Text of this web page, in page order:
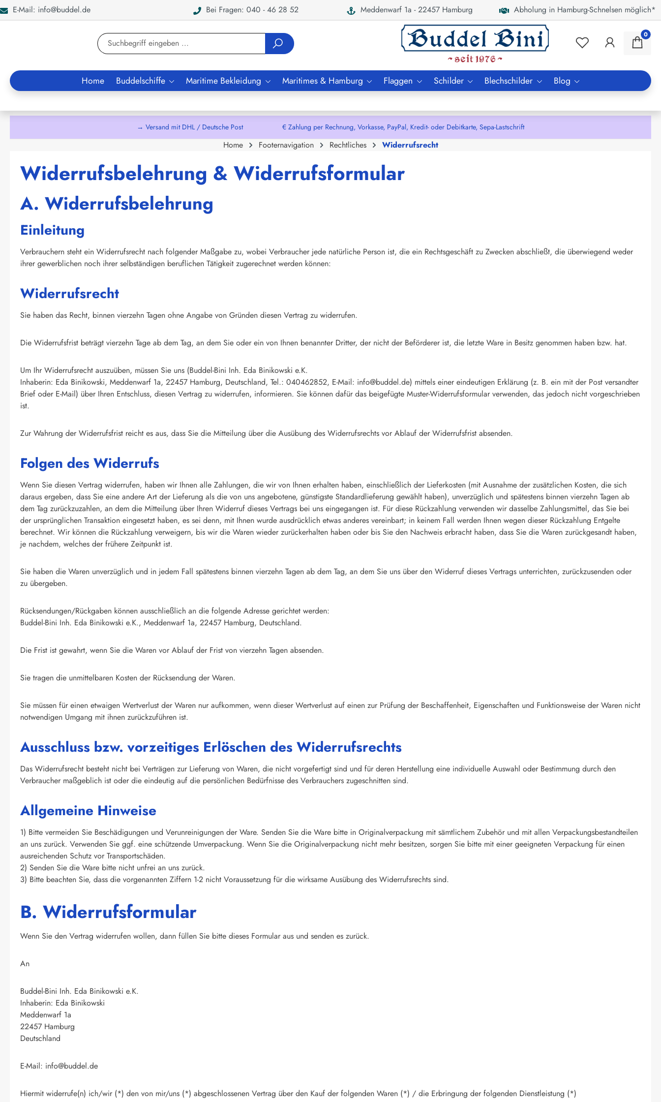
Zur Suche springen
E-Mail: info@buddel.de Bei Fragen: 040 - 46 28 52 Meddenwarf 1a - 22457 Hamburg Abholung in Hamburg-Schnelsen möglich*
0
Home Buddelschiffe Maritime Bekleidung Maritimes & Hamburg Flaggen Schilder Blechschilder Blog
→ Versand mit DHL / Deutsche Post € Zahlung per Rechnung, Vorkasse, PayPal, Kredit- oder Debitkarte, Sepa-Lastschrift
Home Footernavigation Rechtliches Widerrufsrecht
Widerrufsbelehrung & Widerrufsformular
A. Widerrufsbelehrung
Einleitung
Verbrauchern steht ein Widerrufsrecht nach folgender Maßgabe zu, wobei Verbraucher jede natürliche Person ist, die ein Rechtsgeschäft zu Zwecken abschließt, die überwiegend weder
ihrer gewerblichen noch ihrer selbständigen beruflichen Tätigkeit zugerechnet werden können:
Widerrufsrecht
Sie haben das Recht, binnen vierzehn Tagen ohne Angabe von Gründen diesen Vertrag zu widerrufen.
Die Widerrufsfrist beträgt vierzehn Tage ab dem Tag, an dem Sie oder ein von Ihnen benannter Dritter, der nicht der Beförderer ist, die letzte Ware in Besitz genommen haben bzw. hat.
Um Ihr Widerrufsrecht auszuüben, müssen Sie uns (Buddel-Bini Inh. Eda Binikowski e.K.
Inhaberin: Eda Binikowski, Meddenwarf 1a, 22457 Hamburg, Deutschland, Tel.: 040462852, E-Mail: info@buddel.de) mittels einer eindeutigen Erklärung (z. B. ein mit der Post versandter
Brief oder E-Mail) über Ihren Entschluss, diesen Vertrag zu widerrufen, informieren. Sie können dafür das beigefügte Muster-Widerrufsformular verwenden, das jedoch nicht vorgeschrieben
ist.
Zur Wahrung der Widerrufsfrist reicht es aus, dass Sie die Mitteilung über die Ausübung des Widerrufsrechts vor Ablauf der Widerrufsfrist absenden.
Folgen des Widerrufs
Wenn Sie diesen Vertrag widerrufen, haben wir Ihnen alle Zahlungen, die wir von Ihnen erhalten haben, einschließlich der Lieferkosten (mit Ausnahme der zusätzlichen Kosten, die sich
daraus ergeben, dass Sie eine andere Art der Lieferung als die von uns angebotene, günstigste Standardlieferung gewählt haben), unverzüglich und spätestens binnen vierzehn Tagen ab
dem Tag zurückzuzahlen, an dem die Mitteilung über Ihren Widerruf dieses Vertrags bei uns eingegangen ist. Für diese Rückzahlung verwenden wir dasselbe Zahlungsmittel, das Sie bei
der ursprünglichen Transaktion eingesetzt haben, es sei denn, mit Ihnen wurde ausdrücklich etwas anderes vereinbart; in keinem Fall werden Ihnen wegen dieser Rückzahlung Entgelte
berechnet. Wir können die Rückzahlung verweigern, bis wir die Waren wieder zurückerhalten haben oder bis Sie den Nachweis erbracht haben, dass Sie die Waren zurückgesandt haben,
je nachdem, welches der frühere Zeitpunkt ist.
Sie haben die Waren unverzüglich und in jedem Fall spätestens binnen vierzehn Tagen ab dem Tag, an dem Sie uns über den Widerruf dieses Vertrags unterrichten, zurückzusenden oder
zu übergeben.
Rücksendungen/Rückgaben können ausschließlich an die folgende Adresse gerichtet werden:
Buddel-Bini Inh. Eda Binikowski e.K., Meddenwarf 1a, 22457 Hamburg, Deutschland.
Die Frist ist gewahrt, wenn Sie die Waren vor Ablauf der Frist von vierzehn Tagen absenden.
Sie tragen die unmittelbaren Kosten der Rücksendung der Waren.
Sie müssen für einen etwaigen Wertverlust der Waren nur aufkommen, wenn dieser Wertverlust auf einen zur Prüfung der Beschaffenheit, Eigenschaften und Funktionsweise der Waren nicht
notwendigen Umgang mit ihnen zurückzuführen ist.
Ausschluss bzw. vorzeitiges Erlöschen des Widerrufsrechts
Das Widerrufsrecht besteht nicht bei Verträgen zur Lieferung von Waren, die nicht vorgefertigt sind und für deren Herstellung eine individuelle Auswahl oder Bestimmung durch den
Verbraucher maßgeblich ist oder die eindeutig auf die persönlichen Bedürfnisse des Verbrauchers zugeschnitten sind.
Allgemeine Hinweise
1) Bitte vermeiden Sie Beschädigungen und Verunreinigungen der Ware. Senden Sie die Ware bitte in Originalverpackung mit sämtlichem Zubehör und mit allen Verpackungsbestandteilen
an uns zurück. Verwenden Sie ggf. eine schützende Umverpackung. Wenn Sie die Originalverpackung nicht mehr besitzen, sorgen Sie bitte mit einer geeigneten Verpackung für einen
ausreichenden Schutz vor Transportschäden.
2) Senden Sie die Ware bitte nicht unfrei an uns zurück.
3) Bitte beachten Sie, dass die vorgenannten Ziffern 1-2 nicht Voraussetzung für die wirksame Ausübung des Widerrufsrechts sind.
B. Widerrufsformular
Wenn Sie den Vertrag widerrufen wollen, dann füllen Sie bitte dieses Formular aus und senden es zurück.
An
Buddel-Bini Inh. Eda Binikowski e.K.
Inhaberin: Eda Binikowski
Meddenwarf 1a
22457 Hamburg
Deutschland
E-Mail: info@buddel.de
Hiermit widerrufe(n) ich/wir (*) den von mir/uns (*) abgeschlossenen Vertrag über den Kauf der folgenden Waren (*) / die Erbringung der folgenden Dienstleistung (*)